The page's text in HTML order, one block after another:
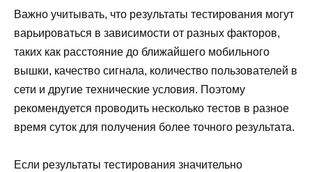
Важно учитывать, что результаты тестирования могут
варьироваться в зависимости от разных факторов,
таких как расстояние до ближайшего мобильного
вышки, качество сигнала, количество пользователей в
сети и другие технические условия. Поэтому
рекомендуется проводить несколько тестов в разное
время суток для получения более точного результата.
Если результаты тестирования значительно